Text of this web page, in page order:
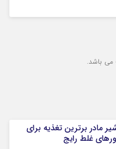
باشد.
مادر برترین تغذیه برای
غلط رایج